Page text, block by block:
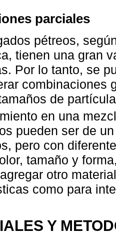
parciales
pétreos,
tienen una gran
Por lo tanto, se
combinaciones
de
en una
pueden ser de
pero con
tamaño y
otro
como para
Y